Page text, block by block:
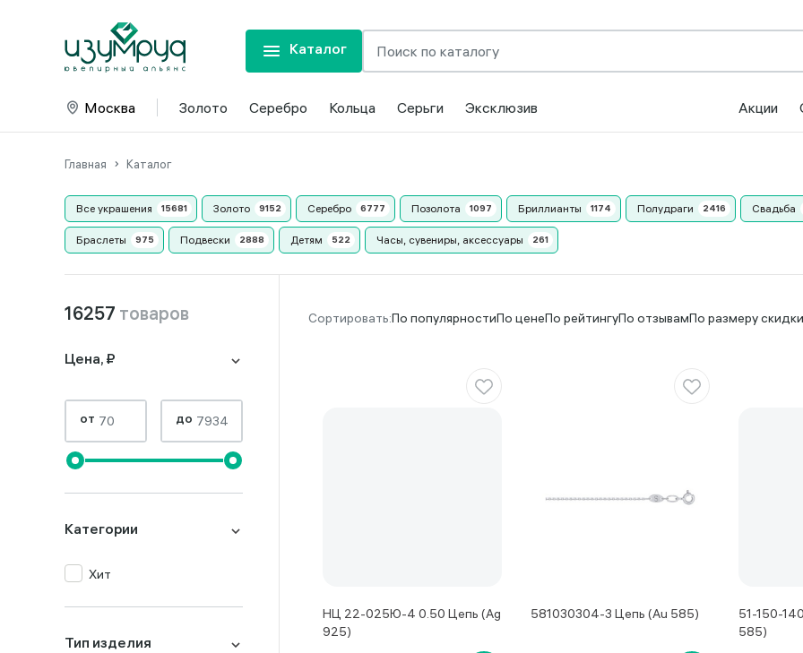
Каталог
Москва Золото Серебро Кольца Серьги Эксклюзив Акции
Главная Каталог
Все украшения Золото Серебро Позолота Бриллианты Полудраги Свадьба
Браслеты Подвески Детям Часы, сувениры, аксессуары
16257 товаров
Цена, ₽
от до
Категории
Хит
Тип изделия
По популярностиПо ценеПо рейтингуПо отзывамПо размеру скидки
НЦ 22-025Ю-4 0.50 Цепь (Ag
925)
581030304-3 Цепь (Au 585)
51-150-
585)